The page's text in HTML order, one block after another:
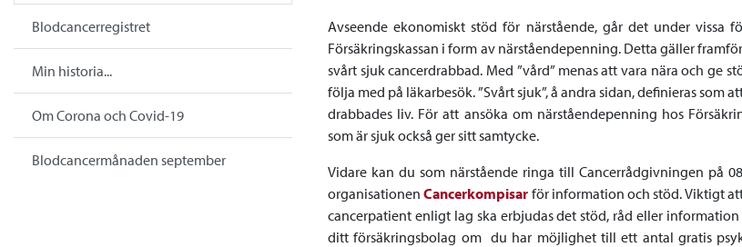
Blodcancerregistret
Min historia...
Om Corona och Covid-19
Blodcancermånaden september
Avseende ekonomiskt stöd för närstående, går det under vissa
Försäkringskassan i form av närståendepenning. Detta gäller
svårt sjuk cancerdrabbad. Med ”vård” menas att vara nära och ge
följa med på läkarbesök. ”Svårt sjuk”, å andra sidan, definieras
drabbades liv. För att ansöka om närståendepenning hos
som är sjuk också ger sitt samtycke.
Vidare kan du som närstående ringa till Cancerrådgivningen på
organisationenCancerkompisar för information och stöd. Viktigt
cancerpatient enligt lag ska erbjudas det stöd, råd eller
ditt försäkringsbolag om du har möjlighet till ett antal gratis